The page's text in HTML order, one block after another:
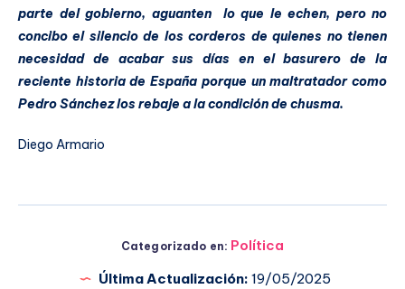
parte del gobierno, aguanten lo que le echen, pero no
concibo el silencio de los corderos de quienes no tienen
necesidad de acabar sus días en el basurero de la
reciente historia de España porque un maltratador como
Pedro Sánchez los rebaje a la condición de chusma.
Diego Armario
Categorizado en: Política
Última Actualización: 19/05/2025